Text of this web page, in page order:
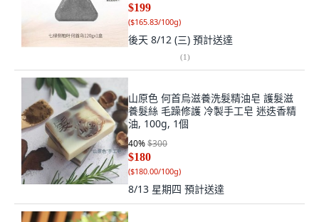
$199
($165.83/100g)
後天 8/12 (三) 預計送達
(1)
山原色 何首烏滋養洗髮精油皂 護髮滋
養髮絲 毛躁修護 冷製手工皂 迷迭香精
油, 100g, 1個
40%$300
$180
($180.00/100g)
8/13 星期四 預計送達